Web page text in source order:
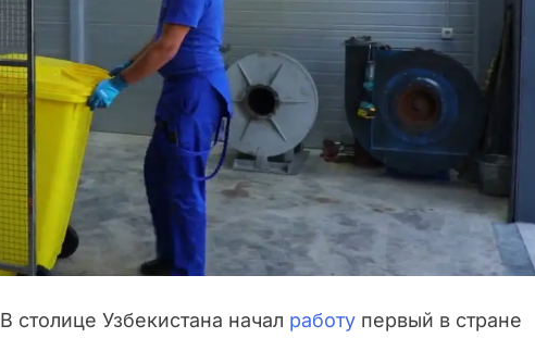
В столице Узбекистана начал работу первый в стране